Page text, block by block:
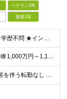
ベテランOK
面接1回
＼40代・50代も活躍中！／ ★学歴不問 ★インフラエンジニアの経験を5年以上お持ちの方 ≪こんな方にピッタリです！≫ ◎自身の市場価値を正当に評価してほしい ◎今より年収をアップさせたい ◎多彩な
★年収1000万～スタート！ 年俸1,000万円～1,162万8,000円（12分割） ※経験・スキルを考慮の上決定します ※上記金額には固定残業代（月30h分・158,400円～184,000円
★100％フルリモート！ ★転居を伴う転勤なし 本社またはプロジェクト先にて勤務いただきます！ ※プロジェクト先は一都三県及び23区内がメイン 【本社】 東京都新宿区神楽坂1-2 研究社英語センタ